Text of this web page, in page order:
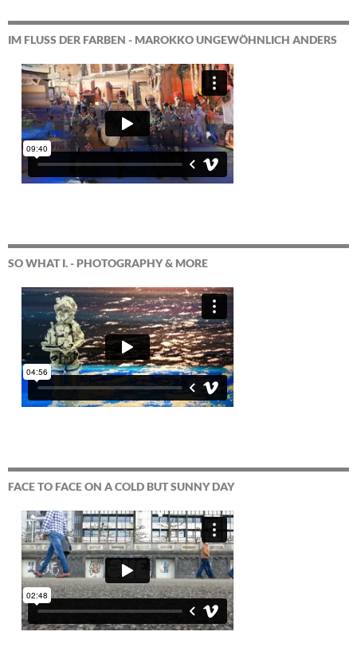
IM FLUSS DER FARBEN - MAROKKO UNGEWÖHNLICH ANDERS
SO WHAT I. - PHOTOGRAPHY & MORE
FACE TO FACE ON A COLD BUT SUNNY DAY